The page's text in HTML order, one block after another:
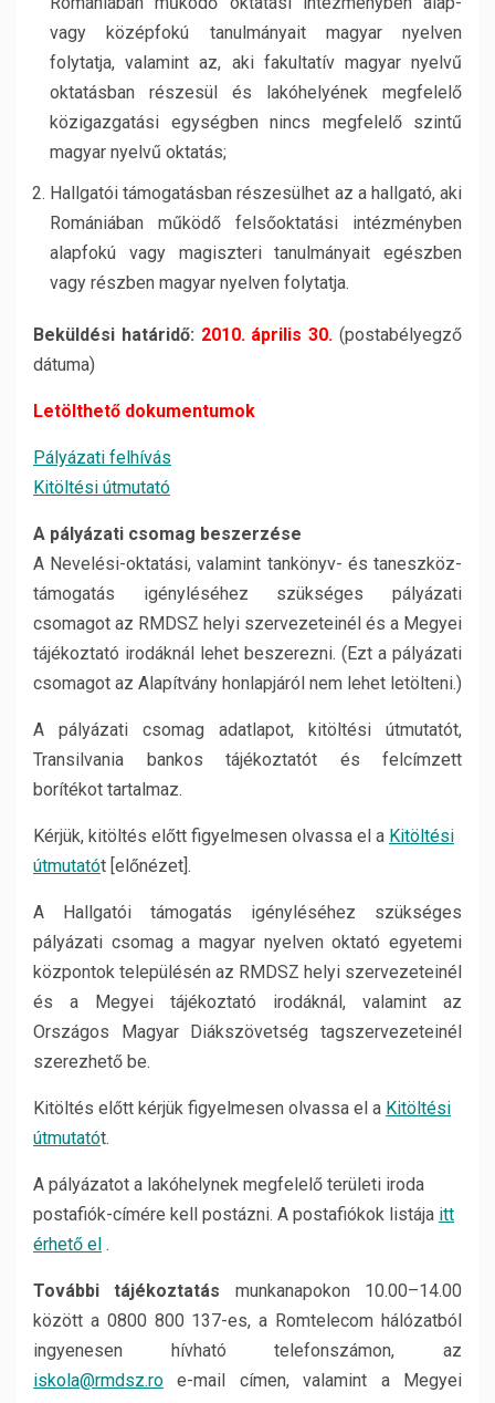
vagy középfokú tanulmányait magyar nyelven
folytatja, valamint az, aki fakultatív magyar nyelvű
oktatásban részesül és lakóhelyének megfelelő
közigazgatási egységben nincs megfelelő szintű
magyar nyelvű oktatás;
Hallgatói támogatásban részesülhet az a hallgató, aki
Romániában működő felsőoktatási intézményben
alapfokú vagy magiszteri tanulmányait egészben
vagy részben magyar nyelven folytatja.
Beküldési határidő: 2010. április 30. (postabélyegző
dátuma)
Letölthető dokumentumok
Pályázati felhívás
Kitöltési útmutató
A pályázati csomag beszerzése
A Nevelési-oktatási, valamint tankönyv- és taneszköz-
támogatás igényléséhez szükséges pályázati
csomagot az RMDSZ helyi szervezeteinél és a Megyei
tájékoztató irodáknál lehet beszerezni. (Ezt a pályázati
csomagot az Alapítvány honlapjáról nem lehet letölteni.)
A pályázati csomag adatlapot, kitöltési útmutatót,
Transilvania bankos tájékoztatót és felcímzett
borítékot tartalmaz.
Kérjük, kitöltés előtt figyelmesen olvassa el a Kitöltési
útmutatót [előnézet].
A Hallgatói támogatás igényléséhez szükséges
pályázati csomag a magyar nyelven oktató egyetemi
központok településén az RMDSZ helyi szervezeteinél
és a Megyei tájékoztató irodáknál, valamint az
Országos Magyar Diákszövetség tagszervezeteinél
szerezhető be.
Kitöltés előtt kérjük figyelmesen olvassa el a Kitöltési
útmutatót.
A pályázatot a lakóhelynek megfelelő területi iroda
postafiók-címére kell postázni. A postafiókok listája itt
érhető el .
További tájékoztatás munkanapokon 10.00–14.00
között a 0800 800 137-es, a Romtelecom hálózatból
ingyenesen hívható telefonszámon, az
iskola@rmdsz.ro e-mail címen, valamint a Megyei